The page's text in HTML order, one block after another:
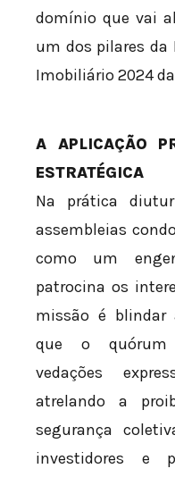
domínio que vai
um dos pilares da
Imobiliário 2024
A APLICAÇÃO
ESTRATÉGICA
Na prática
assembleias
como um
patrocina os
missão é blindar
que o quórum
vedações
atrelando a
segurança
investidores e